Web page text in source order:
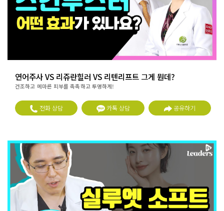
연어주사 VS 리쥬란힐러 VS 리텐리프트 그게 뭔데?
건조하고 메마른 피부를 촉촉하고 투명하게!
전화 상담 카톡 상담 공유하기